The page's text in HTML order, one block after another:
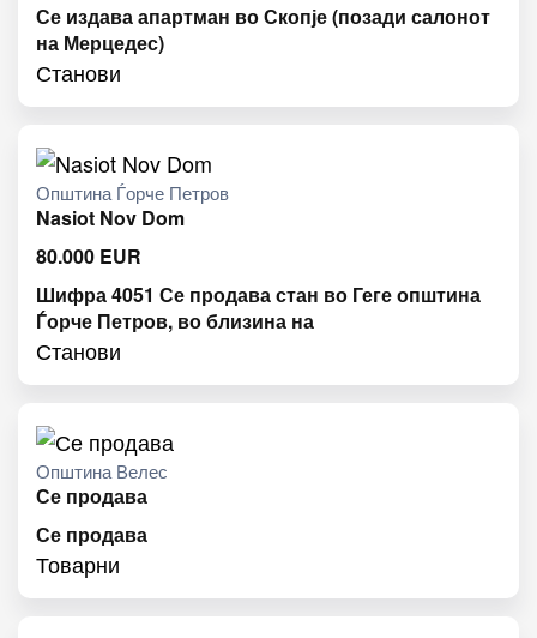
Се издава апартман во Скопје (позади салонот
на Мерцедес)
Станови
Општина Ѓорче Петров
Nasiot Nov Dom
80.000 EUR
Шифра 4051 Се продава стан во Геге општина
Ѓорче Петров, во близина на
Станови
Општина Велес
Се продава
Се продава
Товарни